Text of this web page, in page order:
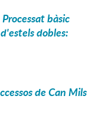
Processat bàsic
dobles:
de Can Mils